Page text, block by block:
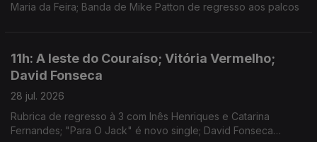
Maria da Feira; Banda de Mike Patton de regresso aos palcos
11h: A leste do Couraíso; Vitória Vermelho;
David Fonseca
28 jul. 2026
Rubrica de regresso à 3 com Inês Henriques e Catarina
Fernandes; "Para O Jack" é novo single; David Fonseca